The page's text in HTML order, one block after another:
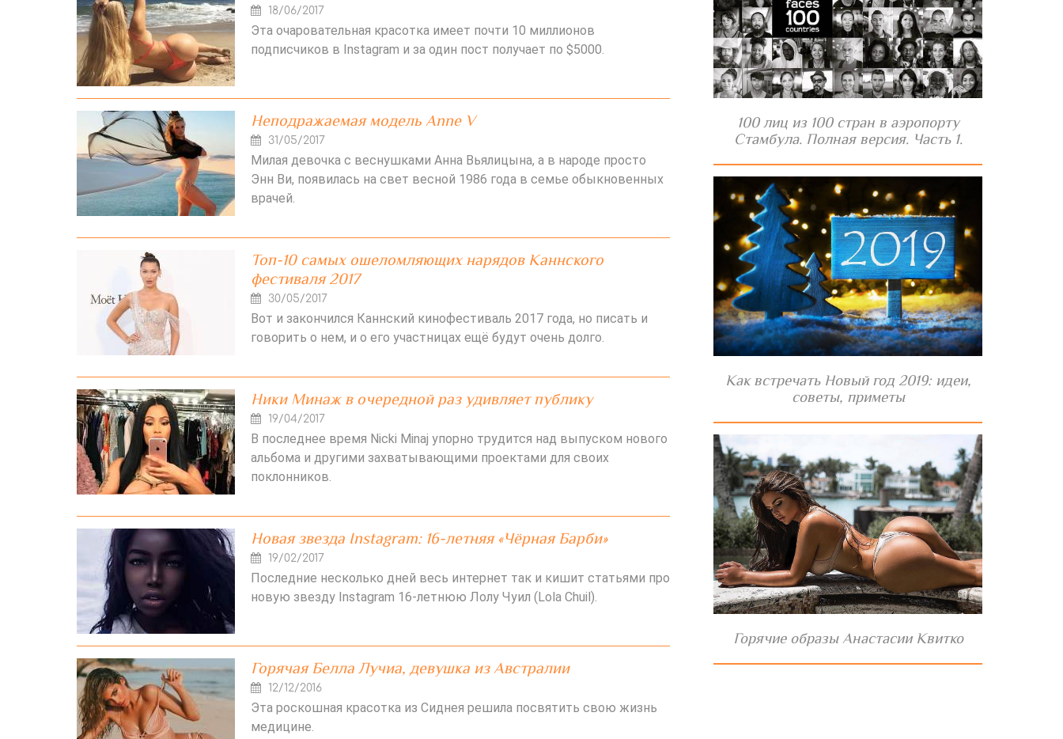
18/06/2017
Эта очаровательная красотка имеет почти 10 миллионов
подписчиков в Instagram и за один пост получает по $5000.
Неподражаемая модель Anne V
31/05/2017
Милая девочка с веснушками Анна Вьялицына, а в народе просто
Энн Ви, появилась на свет весной 1986 года в семье обыкновенных
врачей.
Топ-10 самых ошеломляющих нарядов Каннского
фестиваля 2017
30/05/2017
Вот и закончился Каннский кинофестиваль 2017 года, но писать и
говорить о нем, и о его участницах ещё будут очень долго.
Ники Минаж в очередной раз удивляет публику
19/04/2017
В последнее время Nicki Minaj упорно трудится над выпуском нового
альбома и другими захватывающими проектами для своих
поклонников.
Новая звезда Instagram: 16-летняя «Чёрная Барби»
19/02/2017
Последние несколько дней весь интернет так и кишит статьями про
новую звезду Instagram 16-летнюю Лолу Чуил (Lola Chuil).
Горячая Белла Лучиа, девушка из Австралии
12/12/2016
Эта роскошная красотка из Сиднея решила посвятить свою жизнь
медицине.
100 лиц из 100 стран в аэропорту
Стамбула. Полная версия. Часть 1.
Как встречать Новый год 2019: идеи,
советы, приметы
Горячие образы Анастасии Квитко